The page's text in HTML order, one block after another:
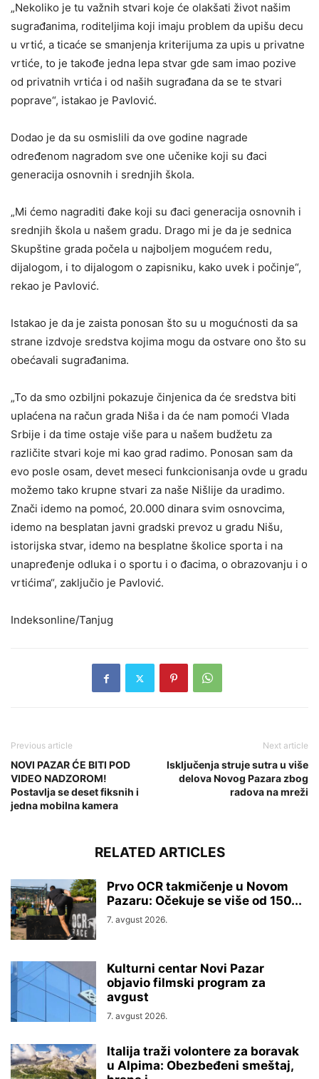
„Nekoliko je tu važnih stvari koje će olakšati život našim
sugrađanima, roditeljima koji imaju problem da upišu decu
u vrtić, a ticaće se smanjenja kriterijuma za upis u privatne
vrtiće, to je takođe jedna lepa stvar gde sam imao pozive
od privatnih vrtića i od naših sugrađana da se te stvari
poprave“, istakao je Pavlović.
Dodao je da su osmislili da ove godine nagrade
određenom nagradom sve one učenike koji su đaci
generacija osnovnih i srednjih škola.
„Mi ćemo nagraditi đake koji su đaci generacija osnovnih i
srednjih škola u našem gradu. Drago mi je da je sednica
Skupštine grada počela u najboljem mogućem redu,
dijalogom, i to dijalogom o zapisniku, kako uvek i počinje“,
rekao je Pavlović.
Istakao je da je zaista ponosan što su u mogućnosti da sa
strane izdvoje sredstva kojima mogu da ostvare ono što su
obećavali sugrađanima.
„To da smo ozbiljni pokazuje činjenica da će sredstva biti
uplaćena na račun grada Niša i da će nam pomoći Vlada
Srbije i da time ostaje više para u našem budžetu za
različite stvari koje mi kao grad radimo. Ponosan sam da
evo posle osam, devet meseci funkcionisanja ovde u gradu
možemo tako krupne stvari za naše Nišlije da uradimo.
Znači idemo na pomoć, 20.000 dinara svim osnovcima,
idemo na besplatan javni gradski prevoz u gradu Nišu,
istorijska stvar, idemo na besplatne školice sporta i na
unapređenje odluka i o sportu i o đacima, o obrazovanju i o
vrtićima“, zaključio je Pavlović.
Indeksonline/Tanjug
Previous article
NOVI PAZAR ĆE BITI POD
VIDEO NADZOROM!
Postavlja se deset fiksnih i
jedna mobilna kamera
Next article
Isključenja struje sutra u više
delova Novog Pazara zbog
radova na mreži
RELATED ARTICLES
Prvo OCR takmičenje u Novom
Pazaru: Očekuje se više od 150...
7. avgust 2026.
Kulturni centar Novi Pazar
objavio filmski program za
avgust
7. avgust 2026.
Italija traži volontere za boravak
u Alpima: Obezbeđeni smeštaj,